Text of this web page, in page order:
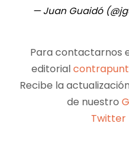
— Juan Guaidó
Para contactarnos
editorial
Recibe la
de nuestro
Twitter